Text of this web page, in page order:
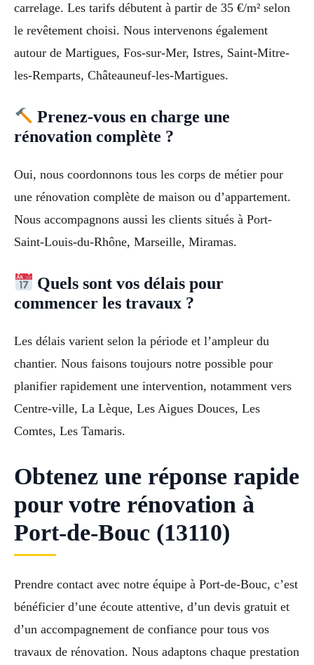
carrelage. Les tarifs débutent à partir de 35 €/m² selon
le revêtement choisi. Nous intervenons également
autour de Martigues, Fos-sur-Mer, Istres, Saint-Mitre-
les-Remparts, Châteauneuf-les-Martigues.
Prenez-vous en charge une
rénovation complète ?
Oui, nous coordonnons tous les corps de métier pour
une rénovation complète de maison ou d’appartement.
Nous accompagnons aussi les clients situés à Port-
Saint-Louis-du-Rhône, Marseille, Miramas.
Quels sont vos délais pour
commencer les travaux ?
Les délais varient selon la période et l’ampleur du
chantier. Nous faisons toujours notre possible pour
planifier rapidement une intervention, notamment vers
Centre-ville, La Lèque, Les Aigues Douces, Les
Comtes, Les Tamaris.
Obtenez une réponse rapide
pour votre rénovation à
Port-de-Bouc (13110)
Prendre contact avec notre équipe à Port-de-Bouc, c’est
bénéficier d’une écoute attentive, d’un devis gratuit et
d’un accompagnement de confiance pour tous vos
travaux de rénovation. Nous adaptons chaque prestation